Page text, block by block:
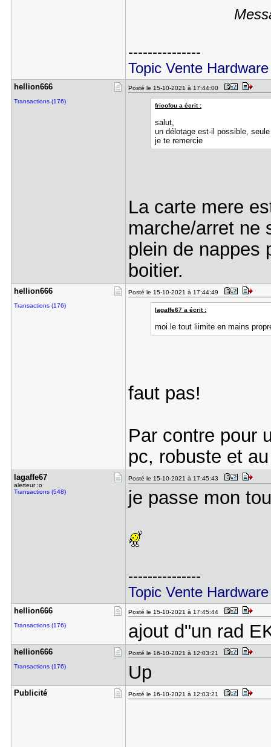
---------------
Topic Vente Hardware
hellion666
Transactions (176)
Posté le 15-10-2021 à 17:44:00
fricofou a écrit :
salut,
un délotage est-il possible,
je te remercie
La carte mere
marche/arret ne
plein de nappes
boitier.
hellion666
Transactions (176)
Posté le 15-10-2021 à 17:44:49
lagaffe67 a écrit :
moi le tout liimite en mains
faut pas!
Par contre pour
pc, robuste et
lagaffe67
alerteur :o
Transactions (548)
Posté le 15-10-2021 à 17:45:43
je passe mon
---------------
Topic Vente Hardware
hellion666
Transactions (176)
Posté le 15-10-2021 à 17:45:44
ajout d"un rad
hellion666
Transactions (176)
Posté le 16-10-2021 à 12:03:21
Up
Publicité Posté le 16-10-2021 à 12:03:21